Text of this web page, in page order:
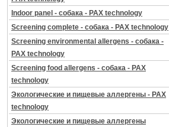
Indoor panel - собака - PAX technology
Screening complete - собака - PAX technology
Screening environmental allergens - собака -
PAX technology
Screening food allergens - собака - PAX
technology
Экологические и пищевые аллергены - PAX
technology
Экологические и пищевые аллергены